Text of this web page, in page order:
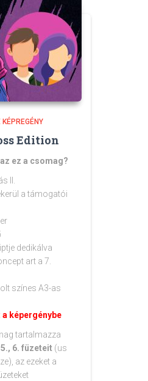
Edition
ez a csomag?
II.
a támogatói
dedikálva
art a 7.
színes A3-as
képergénybe
tartalmazza
6. füzeteit (us
az ezeket a